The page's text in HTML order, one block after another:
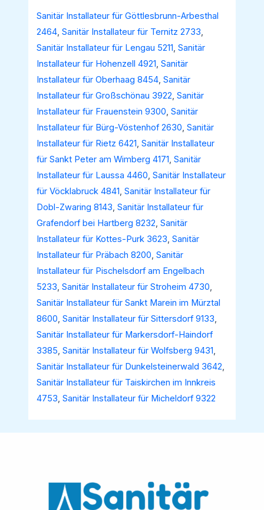
Sanitär Installateur für Göttlesbrunn-Arbesthal
2464,Sanitär Installateur für Ternitz 2733,
Sanitär Installateur für Lengau 5211,Sanitär
Installateur für Hohenzell 4921,Sanitär
Installateur für Oberhaag 8454,Sanitär
Installateur für Großschönau 3922,Sanitär
Installateur für Frauenstein 9300,Sanitär
Installateur für Bürg-Vöstenhof 2630,Sanitär
Installateur für Rietz 6421,Sanitär Installateur
für Sankt Peter am Wimberg 4171,Sanitär
Installateur für Laussa 4460,Sanitär Installateur
für Vöcklabruck 4841,Sanitär Installateur für
Dobl-Zwaring 8143,Sanitär Installateur für
Grafendorf bei Hartberg 8232,Sanitär
Installateur für Kottes-Purk 3623,Sanitär
Installateur für Präbach 8200,Sanitär
Installateur für Pischelsdorf am Engelbach
5233,Sanitär Installateur für Stroheim 4730,
Sanitär Installateur für Sankt Marein im Mürztal
8600,Sanitär Installateur für Sittersdorf 9133,
Sanitär Installateur für Markersdorf-Haindorf
3385,Sanitär Installateur für Wolfsberg 9431,
Sanitär Installateur für Dunkelsteinerwald 3642,
Sanitär Installateur für Taiskirchen im Innkreis
4753,Sanitär Installateur für Micheldorf 9322